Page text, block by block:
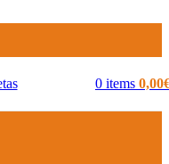
0 items 0,00